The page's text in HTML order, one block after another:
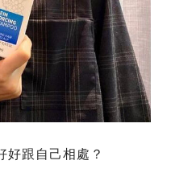
好跟自己相處？